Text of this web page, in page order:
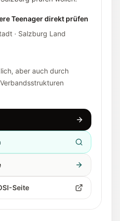
Teenager direkt prüfen
· Salzburg Land
aber auch durch
Seite